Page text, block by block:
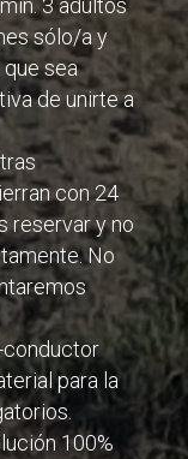
sólo/a y
sea
de unirte a
con 24
reservar y no
No
conductor
para la
100%